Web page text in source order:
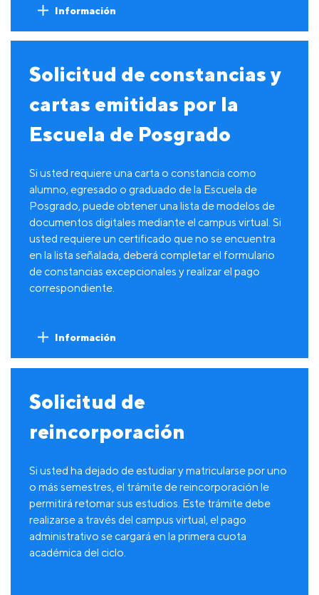
Información
Solicitud de constancias y
cartas emitidas por la
Escuela de Posgrado
Si usted requiere una carta o constancia como
alumno, egresado o graduado de la Escuela de
Posgrado, puede obtener una lista de modelos de
documentos digitales mediante el campus virtual. Si
usted requiere un certificado que no se encuentra
en la lista señalada, deberá completar el formulario
de constancias excepcionales y realizar el pago
correspondiente.
Información
Solicitud de
reincorporación
Si usted ha dejado de estudiar y matricularse por uno
o más semestres, el trámite de reincorporación le
permitirá retomar sus estudios. Este trámite debe
realizarse a través del campus virtual, el pago
administrativo se cargará en la primera cuota
académica del ciclo.